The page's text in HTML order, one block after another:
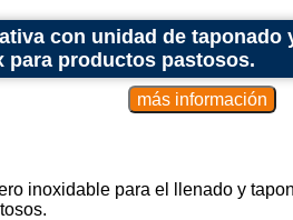
con unidad de taponado
para productos pastosos.
inoxidable para el llenado y